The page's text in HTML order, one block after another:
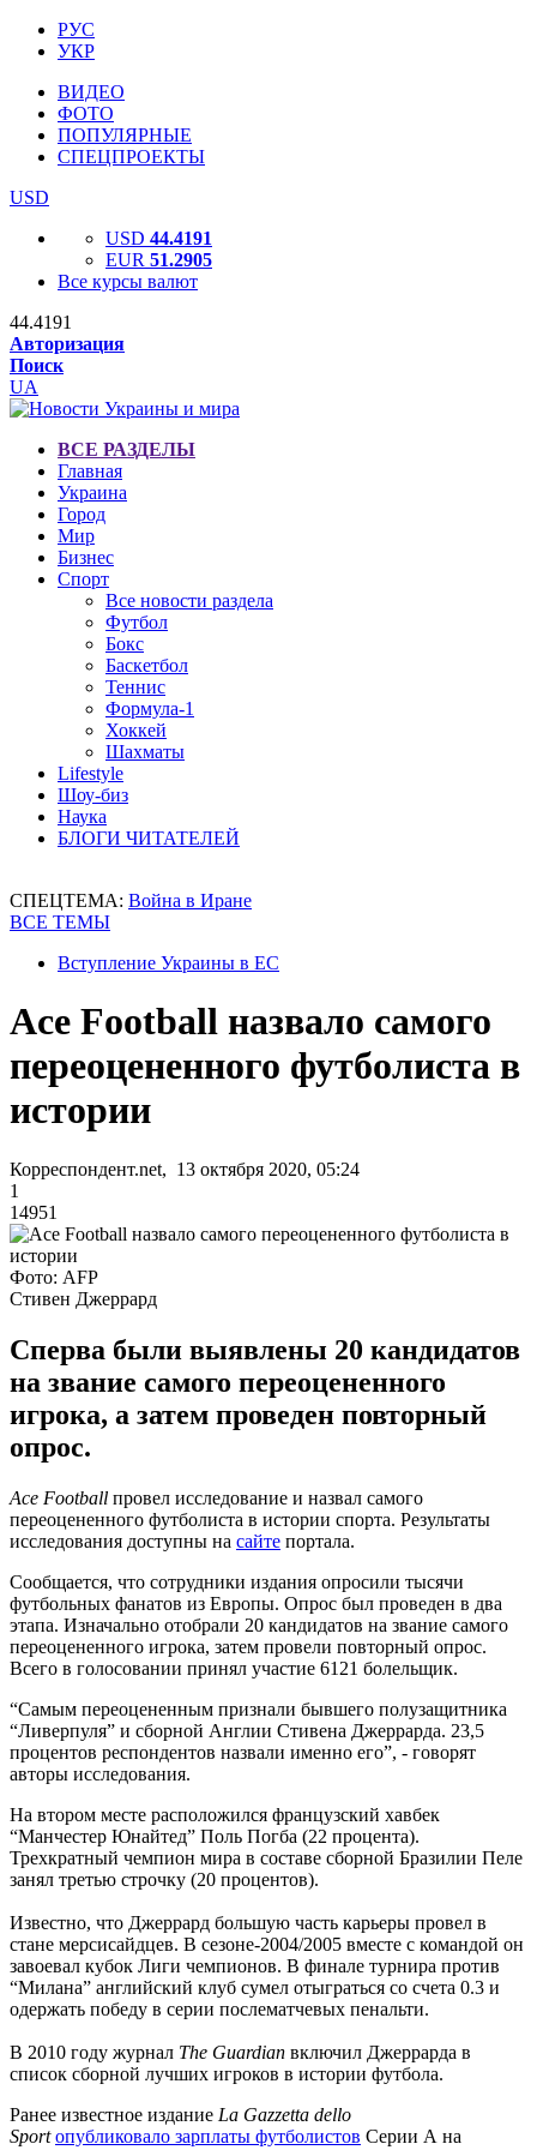
РУС
УКР
ВИДЕО
ФОТО
ПОПУЛЯРНЫЕ
СПЕЦПРОЕКТЫ
USD
USD 44.4191
EUR 51.2905
Все курсы валют
44.4191
Авторизация
Поиск
UA
ВСЕ РАЗДЕЛЫ
Главная
Украина
Город
Мир
Бизнес
Спорт
Все новости раздела
Футбол
Бокс
Баскетбол
Теннис
Формула-1
Хоккей
Шахматы
Lifestyle
Шоу-биз
Наука
БЛОГИ ЧИТАТЕЛЕЙ
СПЕЦТЕМА: Война в Иране
ВСЕ ТЕМЫ
Вступление Украины в ЕС
Ace Football назвало самого
переоцененного футболиста в
истории
Корреспондент.net, 13 октября 2020, 05:24
1
14951
Фото: AFP
Стивен Джеррард
Сперва были выявлены 20 кандидатов
на звание самого переоцененного
игрока, а затем проведен повторный
опрос.
Ace Football провел исследование и назвал самого
переоцененного футболиста в истории спорта. Результаты
исследования доступны на сайте портала.
Сообщается, что сотрудники издания опросили тысячи
футбольных фанатов из Европы. Опрос был проведен в два
этапа. Изначально отобрали 20 кандидатов на звание самого
переоцененного игрока, затем провели повторный опрос.
Всего в голосовании принял участие 6121 болельщик.
“Самым переоцененным признали бывшего полузащитника
“Ливерпуля” и сборной Англии Стивена Джеррарда. 23,5
процентов респондентов назвали именно его”, - говорят
авторы исследования.
На втором месте расположился французский хавбек
“Манчестер Юнайтед” Поль Погба (22 процента).
Трехкратный чемпион мира в составе сборной Бразилии Пеле
занял третью строчку (20 процентов).
Известно, что Джеррард большую часть карьеры провел в
стане мерсисайдцев. В сезоне-2004/2005 вместе с командой он
завоевал кубок Лиги чемпионов. В финале турнира против
“Милана” английский клуб сумел отыграться со счета 0.3 и
одержать победу в серии послематчевых пенальти.
В 2010 году журнал The Guardian включил Джеррарда в
список сборной лучших игроков в истории футбола.
Ранее известное издание La Gazzetta dello
Sport опубликовало зарплаты футболистов Серии А на